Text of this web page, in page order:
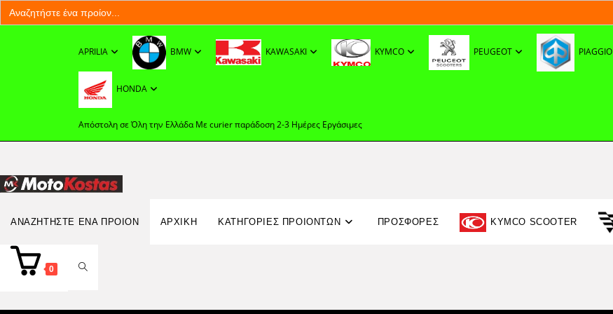
Search
for:
APRILIA BMW KAWASAKI KYMCO PEUGEOT PIAGGIO
HONDA
Απόστολη σε Όλη την Ελλάδα Με curier παράδοση 2-3 Ημέρες Εργάσιμες
ΑΝΑΖΗΤΉΣΤΕ ΈΝΑ ΠΡΟΊΟΝ
Search
for: ΑΡΧΙΚΉ ΚΑΤΗΓΟΡΙΕΣ ΠΡΟΙΟΝΤΩΝ ΠΡΟΣΦΟΡΈΣ KYMCO SCOOTER
0 TOGGLE